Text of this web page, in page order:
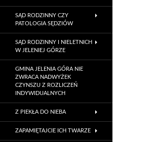
SĄD RODZINNY CZY
PATOLOGIA SĘDZIÓW
SĄD RODZINNY I NIELETNICH
W JELENIEJ GÓRZE
GMINA JELENIA GÓRA NIE
ZWRACA NADWYŻEK
CZYNSZU Z ROZLICZEŃ
INDYWIDUALNYCH
Z PIEKŁA DO NIEBA
ZAPAMIĘTAJCIE ICH TWARZE